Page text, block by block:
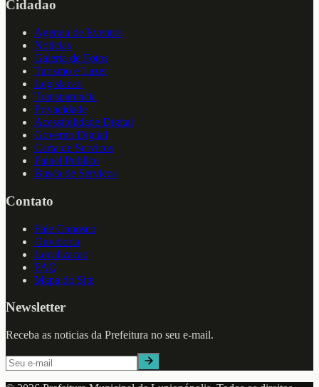
Cidadao
Agenda de Eventos
Noticias
Galeria de Fotos
Turismo e Lazer
Legislacao
Transparencia
Privacidade
Acessibilidade Digital
Governo Digital
Carta de Servicos
Painel Publico
Busca de Servicos
Contato
Fale Conosco
Ouvidoria
Localizacao
FAQ
Mapa do Site
Newsletter
Receba as noticias da Prefeitura no seu e-mail.